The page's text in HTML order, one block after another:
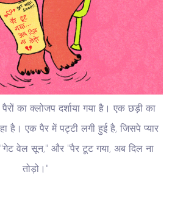
का क्लोजप दर्शाया गया है। एक छड़ी का
है। एक पैर में पट्टी लगी हुई है, जिसपे प्यार
वेल सून," और "पैर टूट गया, अब दिल ना
तोड़ो।"